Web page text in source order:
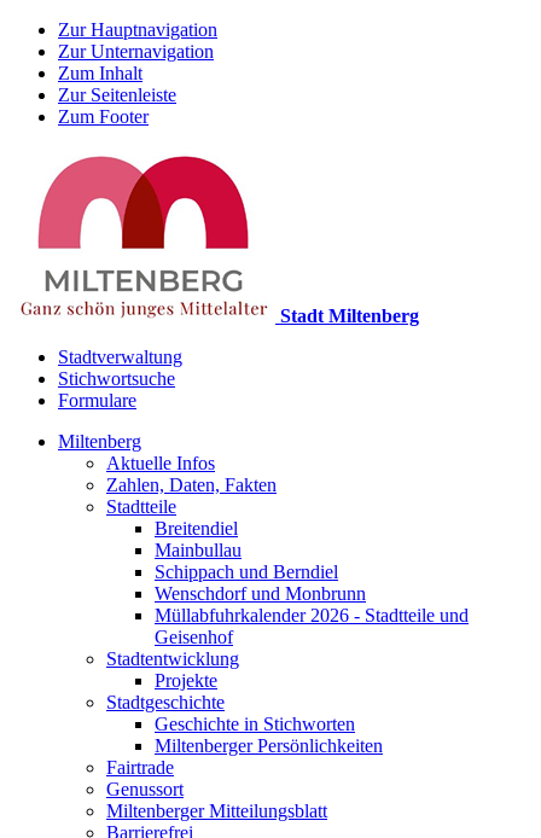
Zur Hauptnavigation
Zur Unternavigation
Zum Inhalt
Zur Seitenleiste
Zum Footer
Stadt Miltenberg
Stadtverwaltung
Stichwortsuche
Formulare
Miltenberg
Aktuelle Infos
Zahlen, Daten, Fakten
Stadtteile
Breitendiel
Mainbullau
Schippach und Berndiel
Wenschdorf und Monbrunn
Müllabfuhrkalender 2026 - Stadtteile und
Geisenhof
Stadtentwicklung
Projekte
Stadtgeschichte
Geschichte in Stichworten
Miltenberger Persönlichkeiten
Fairtrade
Genussort
Miltenberger Mitteilungsblatt
Barrierefrei